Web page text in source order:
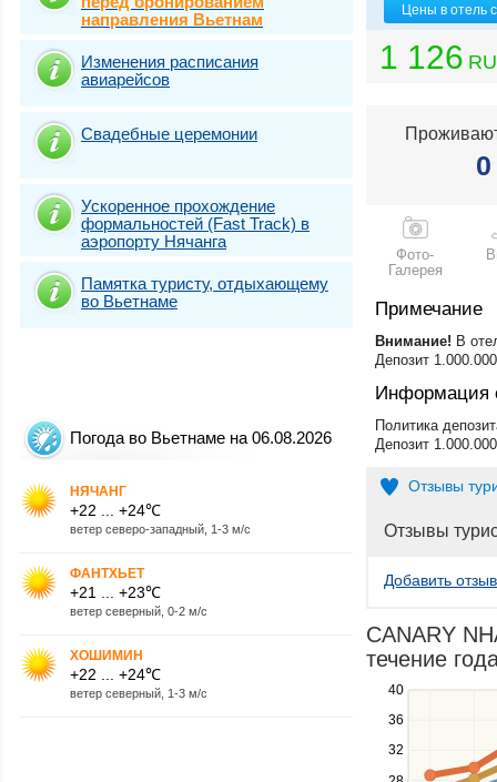
направления Вьетнам
Изменения расписания
авиарейсов
Свадебные церемонии
Ускоренное прохождение
формальностей (Fast Track) в
аэропорту Нячанга
Памятка туристу, отдыхающему
во Вьетнаме
Погода во Вьетнаме на 06.08.2026
НЯЧАНГ
+22 ... +24℃
ветер северо-западный, 1-3 м/с
ФАНТХЬЕТ
+21 ... +23℃
ветер северный, 0-2 м/с
ХОШИМИН
+22 ... +24℃
ветер северный, 1-3 м/с
Цены в отель
1 126
0
Фото-
Галерея
Примечание
​Внимание! В
Депозит
Информация
Политика
Депозит
Отзывы
Отзывы
Добавить отзыв
CANARY
течение
32
36
40
Use
the
and
down